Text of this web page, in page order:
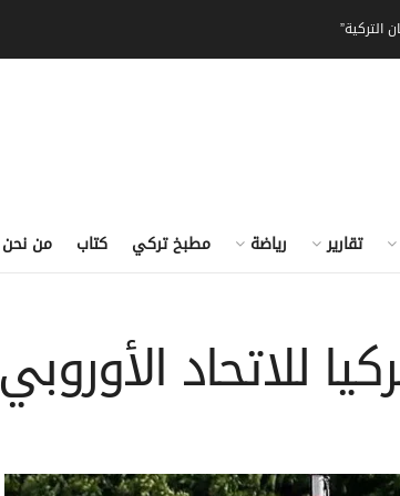
التركية”
تقارير رياضة مطبخ تركي كتاب من نحن
للاتحاد الأوروبي